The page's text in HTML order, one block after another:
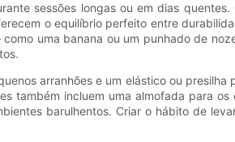
sessões longas ou em dias quentes.
o equilíbrio perfeito entre
uma banana ou um punhado de
arranhões e um elástico ou presilha
também incluem uma almofada para os
barulhentos. Criar o hábito de